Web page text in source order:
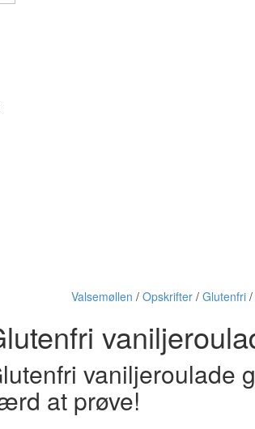
Valsemøllen / Opskrifter / Glutenfri /
vaniljeroulade
at prøve!